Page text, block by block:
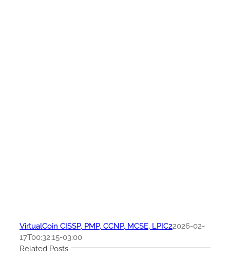
VirtualCoin CISSP, PMP, CCNP, MCSE, LPIC22026-02-
17T00:32:15-03:00
Related Posts